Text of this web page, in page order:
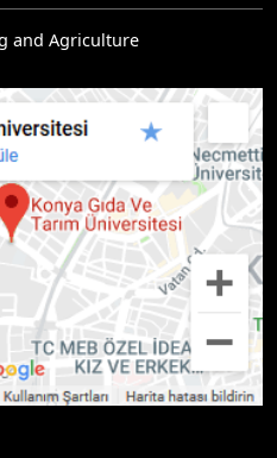
and Agriculture